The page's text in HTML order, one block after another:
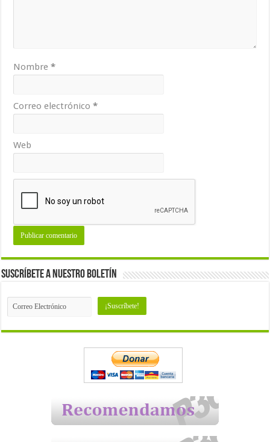
Nombre*
Correo electrónico*
Web
Suscríbete a nuestro Boletín